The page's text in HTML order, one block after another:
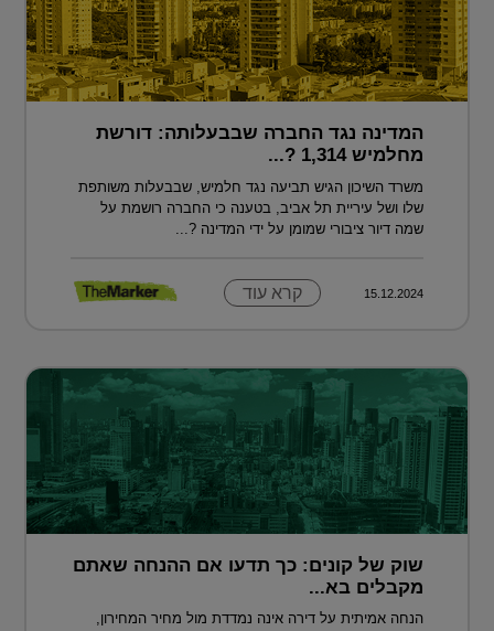
המדינה נגד החברה שבבעלותה: דורשת
מחלמיש 1,314 ?...
משרד השיכון הגיש תביעה נגד חלמיש, שבבעלות משותפת
שלו ושל עיריית תל אביב, בטענה כי החברה רושמת על
שמה דיור ציבורי שמומן על ידי המדינה ?...
15.12.2024 קרא עוד
שוק של קונים: כך תדעו אם ההנחה שאתם
מקבלים בא...
הנחה אמיתית על דירה אינה נמדדת מול מחיר המחירון,